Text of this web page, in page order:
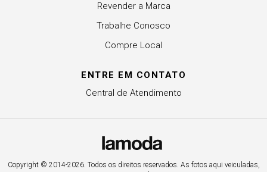
Revender a Marca
Trabalhe Conosco
Compre Local
ENTRE EM CONTATO
Central de Atendimento
Copyright © 2014-2026. Todos os direitos reservados. As fotos aqui veiculadas,